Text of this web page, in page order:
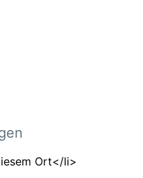
Ort</li>